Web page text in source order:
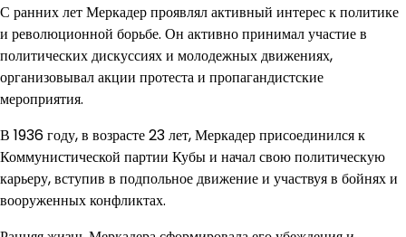
С ранних лет Меркадер проявлял активный интерес к политике
и революционной борьбе. Он активно принимал участие в
политических дискуссиях и молодежных движениях,
организовывал акции протеста и пропагандистские
мероприятия.
В 1936 году, в возрасте 23 лет, Меркадер присоединился к
Коммунистической партии Кубы и начал свою политическую
карьеру, вступив в подпольное движение и участвуя в бойнях и
вооруженных конфликтах.